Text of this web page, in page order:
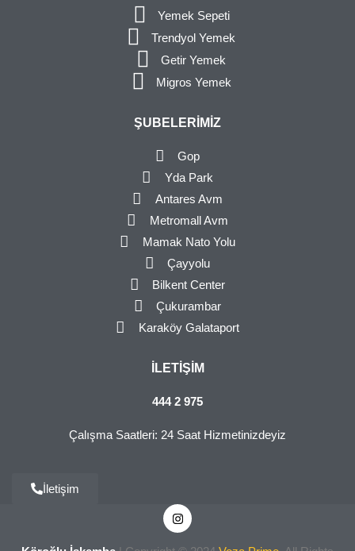
Yemek Sepeti
Trendyol Yemek
Getir Yemek
Migros Yemek
ŞUBELERIMIZ
Gop
Yda Park
Antares Avm
Metromall Avm
Mamak Nato Yolu
Çayyolu
Bilkent Center
Çukurambar
Karaköy Galataport
İLETIŞIM
444 2 975
Çalışma Saatleri: 24 Saat Hizmetinizdeyiz
İletişim